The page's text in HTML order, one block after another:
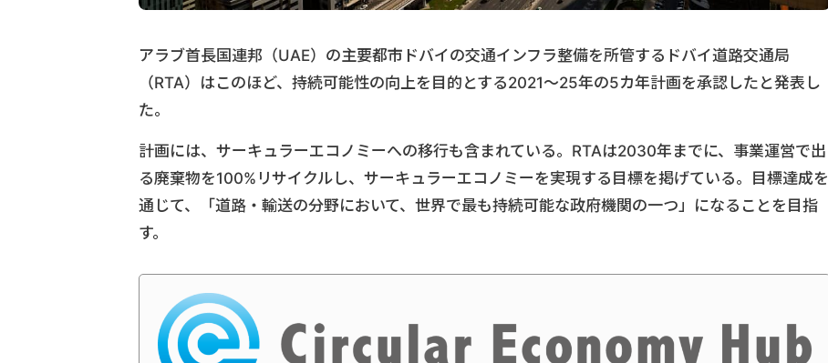
アラブ首長国連邦（UAE）の主要都市ドバイの交通インフラ整備を所管するドバイ道路交通局
（RTA）はこのほど、持続可能性の向上を目的とする2021～25年の5カ年計画を承認したと発表し
た。
計画には、サーキュラーエコノミーへの移行も含まれている。RTAは2030年までに、事業運営で出
る廃棄物を100%リサイクルし、サーキュラーエコノミーを実現する目標を掲げている。目標達成を
通じて、「道路・輸送の分野において、世界で最も持続可能な政府機関の一つ」になることを目指
す。